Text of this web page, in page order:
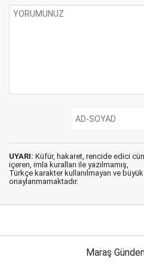
UYARI: Küfür, hakaret, rencide edici
içeren, imla kuralları ile yazılmamış,
Türkçe karakter kullanılmayan ve
onaylanmamaktadır.
Maraş